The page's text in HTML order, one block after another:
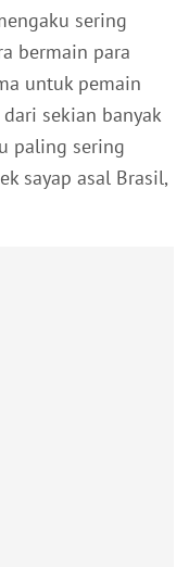
sering
bermain para
untuk pemain
sekian banyak
paling sering
sayap asal Brasil,